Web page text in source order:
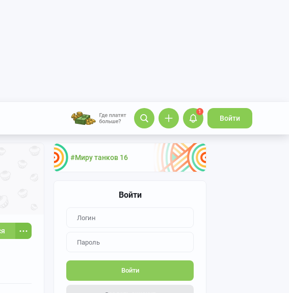
1
Войти
#Миру танков 16
Войти
Войти